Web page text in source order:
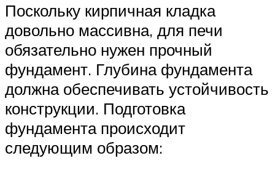
Поскольку кирпичная кладка
довольно массивна, для печи
обязательно нужен прочный
фундамент. Глубина фундамента
должна обеспечивать устойчивость
конструкции. Подготовка
фундамента происходит
следующим образом: